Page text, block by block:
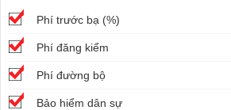
Phí trước bạ (%)
Phí đăng kiểm
Phí đường bộ
Bảo hiểm dân sự